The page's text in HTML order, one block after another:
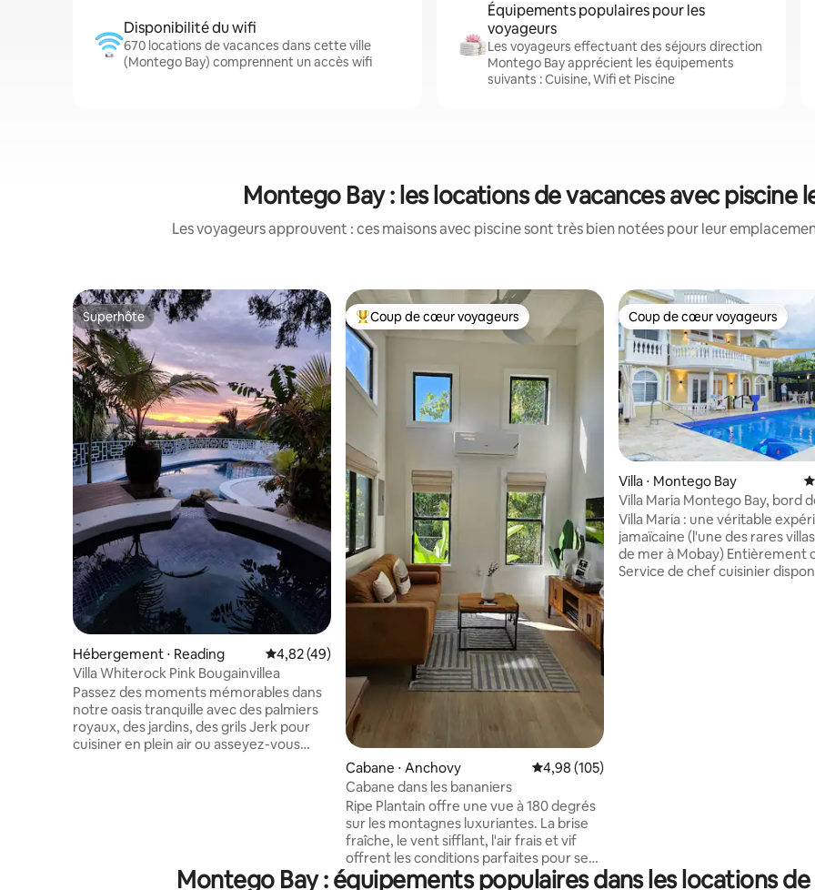
Disponibilité du wifi
670 locations de vacances dans cette ville
(Montego Bay) comprennent un accès wifi
Équipements populaires pour les
voyageurs
Les voyageurs effectuant des séjours direction
Montego Bay apprécient les équipements
suivants : Cuisine, Wifi et Piscine
Montego Bay : les locations de vacances avec piscine
Les voyageurs approuvent : ces maisons avec piscine sont très bien notées pour leur
Superhôte
Superhôte
Hébergement ⋅ Reading Évaluation moyenne sur la base de 49 commentaires : 4,82 sur 5
4,82 (49)
Villa Whiterock Pink Bougainvillea
Passez des moments mémorables dans
notre oasis tranquille avec des palmiers
royaux, des jardins, des grils Jerk pour
cuisiner en plein air ou asseyez-vous
imprenable sur l'océan, la montagne et la
Coups de cœur voyageurs les plus appréciés
Coup de cœur voyageurs
Cabane ⋅ Anchovy Évaluation moyenne sur la base de 105
4,98 (105)
Cabane dans les bananiers
Ripe Plantain offre une vue à 180 degrés
sur les montagnes luxuriantes. La brise
fraîche, le vent sifflant, l'air frais et vif
offrent les conditions parfaites pour se
reposer, se détendre et se ressourcer.
Coup de cœur voyageurs
Coup de cœur voyageurs
Villa ⋅ Montego Bay
Villa Maria Montego Bay, bord
avec piscine
Villa Maria : une véritable
jamaïcaine (l'une des rares
de mer à Mobay) Entièrement climatisée
Service de chef cuisinier disponible
Montego Bay : équipements populaires dans les locations